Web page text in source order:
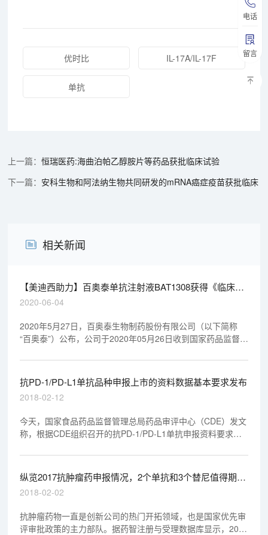
电话
留言
优时比 IL-17A/IL-17F
单抗
恒瑞医药:海曲泊帕乙醇胺片等药品获批临床试验
安科生物和阿法纳生物共同研发的mRNA癌症疫苗获批临床
相关新闻
【美迪西助力】百奥泰单抗注射液BAT1308获得《临床试
验通知书》
2020-06-04
2020年5月27日，百奥泰生物制药股份有限公司（以下简称
“百奥泰”）公布，公司于2020年05月26日收到国家药品监督管
试验通知书》。
抗PD-1/PD-L1单抗品种申报上市的资料数据基本要求发布
2018-02-12
今天，国家食品药品监督管理总局药品审评中心（CDE）发文
称，根据CDE组织召开的抗PD-1/PD-L1单抗申报资料要求专
识，目前已形成了抗PD-1/PD-L1单抗品种申报上市的资料数
据基本要求，供此类药品的研发和申报资料准备参考。
纵览2017抗肿瘤药申报情况，2个单抗和3个替尼值得期
待！
2018-02-02
抗肿瘤药物一直是创新公司的热门开拓领域，也是国家优先审
评审批政策的主力部队。据药智注册与受理数据库显示，2017